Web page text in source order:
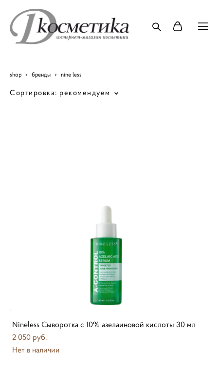
shop > бренды > nine less
Сортировка: рекомендуем
Nineless Сыворотка с 10% азелаиновой кислоты 30 мл
2 050 pуб.
Нет в наличии